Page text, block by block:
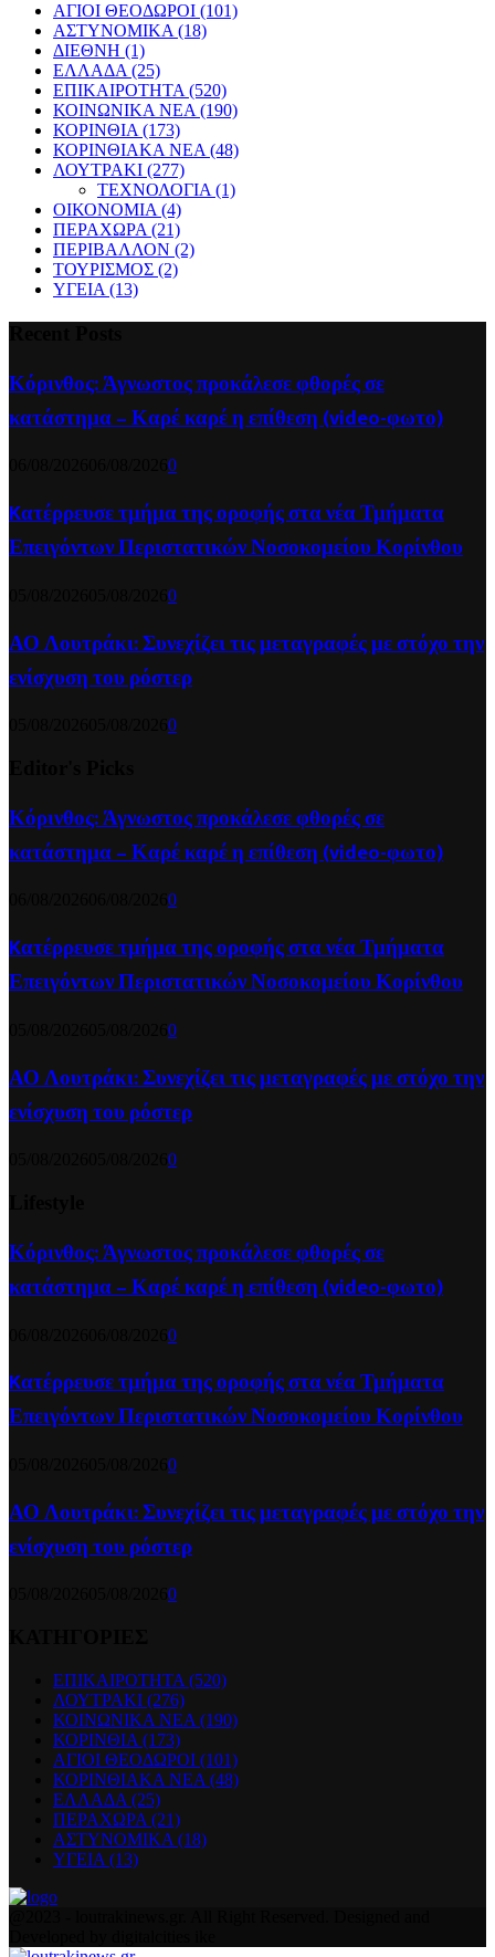
ΑΓΙΟΙ ΘΕΟΔΩΡΟΙ (101)
ΑΣΤΥΝΟΜΙΚΑ (18)
ΔΙΕΘΝΗ (1)
ΕΛΛΑΔΑ (25)
ΕΠΙΚΑΙΡΟΤΗΤΑ (520)
ΚΟΙΝΩΝΙΚΑ ΝΕΑ (190)
ΚΟΡΙΝΘΙΑ (173)
ΚΟΡΙΝΘΙΑΚΑ ΝΕΑ (48)
ΛΟΥΤΡΑΚΙ (277)
ΤΕΧΝΟΛΟΓΙΑ (1)
ΟΙΚΟΝΟΜΙΑ (4)
ΠΕΡΑΧΩΡΑ (21)
ΠΕΡΙΒΑΛΛΟΝ (2)
ΤΟΥΡΙΣΜΟΣ (2)
ΥΓΕΙΑ (13)
Κόρινθος: Άγνωστος προκάλεσε φθορές σε
κατάστημα – Καρέ καρέ η επίθεση (video-φωτο)
0
Kατέρρευσε τμήμα της οροφής στα νέα Τμήματα
Επειγόντων Περιστατικών Νοσοκομείου Κορίνθου
0
ΑΟ Λουτράκι: Συνεχίζει τις μεταγραφές με στόχο την
ενίσχυση του ρόστερ
0
Κόρινθος: Άγνωστος προκάλεσε φθορές σε
κατάστημα – Καρέ καρέ η επίθεση (video-φωτο)
0
Kατέρρευσε τμήμα της οροφής στα νέα Τμήματα
Επειγόντων Περιστατικών Νοσοκομείου Κορίνθου
0
ΑΟ Λουτράκι: Συνεχίζει τις μεταγραφές με στόχο την
ενίσχυση του ρόστερ
0
Κόρινθος: Άγνωστος προκάλεσε φθορές σε
κατάστημα – Καρέ καρέ η επίθεση (video-φωτο)
0
Kατέρρευσε τμήμα της οροφής στα νέα Τμήματα
Επειγόντων Περιστατικών Νοσοκομείου Κορίνθου
0
ΑΟ Λουτράκι: Συνεχίζει τις μεταγραφές με στόχο την
ενίσχυση του ρόστερ
0
ΕΠΙΚΑΙΡΟΤΗΤΑ (520)
ΛΟΥΤΡΑΚΙ (276)
ΚΟΙΝΩΝΙΚΑ ΝΕΑ (190)
ΚΟΡΙΝΘΙΑ (173)
ΑΓΙΟΙ ΘΕΟΔΩΡΟΙ (101)
ΚΟΡΙΝΘΙΑΚΑ ΝΕΑ (48)
ΕΛΛΑΔΑ (25)
ΠΕΡΑΧΩΡΑ (21)
ΑΣΤΥΝΟΜΙΚΑ (18)
ΥΓΕΙΑ (13)